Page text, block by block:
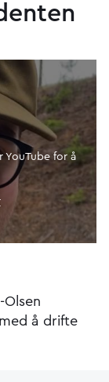
YouTube for å
å drifte